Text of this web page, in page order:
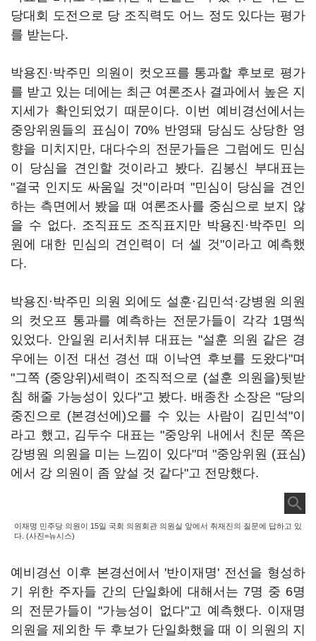
당대회 도전으로 당 조직력도 어느 정도 있다는 평가
를 받는다.
박용진·박주민 의원이 컷오프를 통과할 후보로 평가
를 받고 있는 데에는 최근 여론조사 결과에서 높은 지
지세가 확인되었기 때문이다. 이번 예비경선에서는
중앙위원들의 표심이 70% 반영돼 당심도 상당한 영
향을 미치지만, 대다수의 전문가들은 그럼에도 민심
이 당심을 견인할 것이라고 봤다. 김봉신 부대표는
"결국 인지도 싸움일 것"이라며 "민심이 당심을 견인
하는 측면에서 봤을 때 여론조사를 중심으로 보지 않
을 수 없다. 조직표도 조직표지만 박용진·박주민 의
원에 대한 민심의 견인력이 더 셀 것"이라고 예측했
다.
박용진·박주민 의원 외에도 설훈·김민석·강병원 의원
의 컷오프 통과를 예측하는 전문가들이 각각 1명씩
있었다. 안일원 리서치뷰 대표는 "설훈 의원 같은 경
우에는 이전 대선 경선 때 이낙연 후보를 도왔다"며
"그쪽 (중앙위)세력이 조직적으로 (설훈 의원을)뒷받
침 해줄 가능성이 있다"고 봤다. 배종찬 소장은 "당의
중진으로 (본경선에)오를 수 있는 사람이 김민석"이
라고 했고, 김두수 대표는 "중앙위 내에서 친문 쪽은
강병원 의원을 미는 느낌이 있다"며 "중앙위원 (표심)
에서 강 의원이 좀 앞설 것 같다"고 전망했다.
이재명 민주당 의원이 15일 국회 의원회관 의원실 앞에서 취재진의 질문에 답하고 있
다. (사진=뉴시스)
예비경선 이후 본경선에서 '반이재명' 전선을 형성하
기 위한 주자들 간의 단일화에 대해서는 7명 중 6명
의 전문가들이 "가능성이 없다"고 예측했다. 이재명
의원을 제외한 두 후보가 단일화했을 때 이 의원의 지